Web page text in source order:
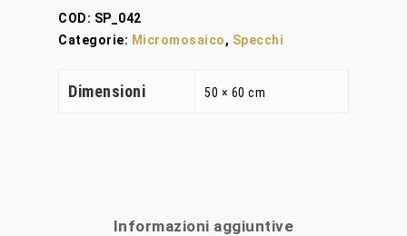
COD: SP_042
Categorie: Micromosaico, Specchi
Dimensioni 50 × 60 cm
Informazioni aggiuntive